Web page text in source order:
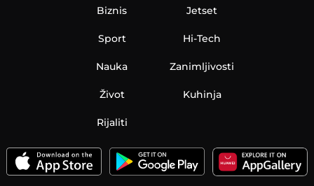
Biznis
Sport
Nauka
Jetset
Hi-Tech
Zanimljivosti
Život Kuhinja
Rijaliti